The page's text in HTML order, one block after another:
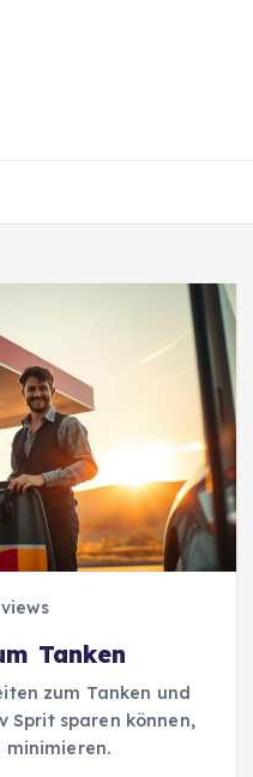
Tanken
zum Tanken und
Sprit sparen können,